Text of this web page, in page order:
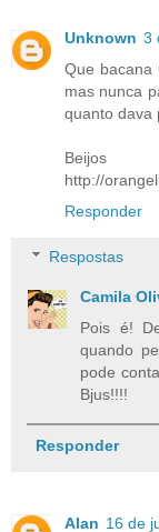
Unknown 3
Que bacana
mas nunca
quanto dava
Beijos
http://
Responder
Respostas
Camila
Pois é!
quando
pode
Bjus!!!!
Responder
Alan 16 de